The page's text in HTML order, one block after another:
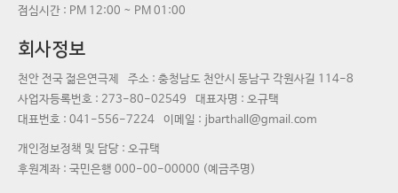
점심시간 : PM 12:00 ~ PM 01:00
회사정보
천안 전국 젊은연극제
주소 : 충청남도 천안시 동남구 각원사길 114-8
사업자등록번호 : 273-80-02549 대표자명 : 오규택
대표번호 : 041-556-7224 이메일 : jbarthall@gmail.com
개인정보정책 및 담당 : 오규택
후원계좌 : 국민은행 000-00-00000 (예금주명)